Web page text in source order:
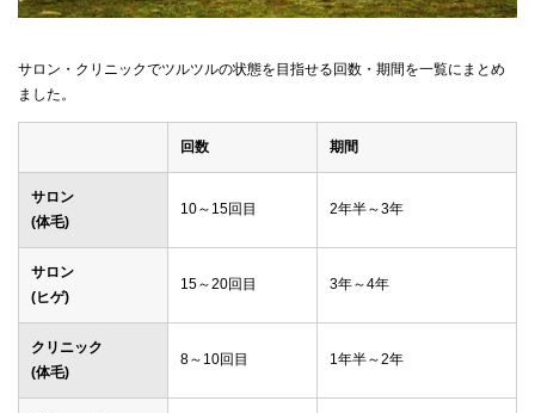
サロン・クリニックでツルツルの状態を目指せる回数・期間を一覧にまとめ
ました。
回数 期間
サロン
(体毛)
10～15回目 2年半～3年
サロン
(ヒゲ)
15～20回目 3年～4年
クリニック
(体毛)
8～10回目 1年半～2年